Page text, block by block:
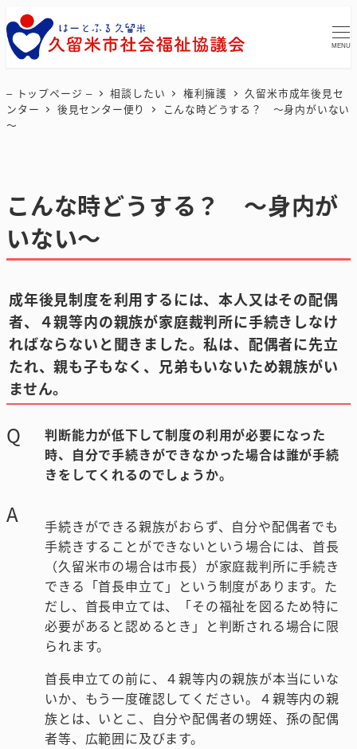
MENU
– トップページ – 相談したい 権利擁護
久留米市成年後見セ
ンター
後見センター便り
こんな時どうする？ ～身内がいない
～
こんな時どうする？ ～身内が
いない～
成年後見制度を利用するには、本人又はその配偶
者、４親等内の親族が家庭裁判所に手続きしなけ
ればならないと聞きました。私は、配偶者に先立
たれ、親も子もなく、兄弟もいないため親族がい
ません。
Q
判断能力が低下して制度の利用が必要になった
時、自分で手続きができなかった場合は誰が手続
きをしてくれるのでしょうか。
A
手続きができる親族がおらず、自分や配偶者でも
手続きすることができないという場合には、首長
（久留米市の場合は市長）が家庭裁判所に手続き
できる「首長申立て」という制度があります。た
だし、首長申立ては、「その福祉を図るため特に
必要があると認めるとき」と判断される場合に限
られます。
首長申立ての前に、４親等内の親族が本当にいな
いか、もう一度確認してください。４親等内の親
族とは、いとこ、自分や配偶者の甥姪、孫の配偶
者等、広範囲に及びます。